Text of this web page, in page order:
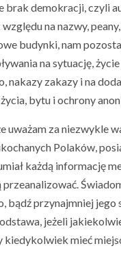
brak demokracji, czyli
na nazwy,
budynki, nam
na sytuację,
nakazy zakazy i na
bytu i ochrony
uważam za niezwykle
Polaków,
każdą informację
przeanalizować.
bądź przynajmniej jego
jeżeli
kiedykolwiek mieć